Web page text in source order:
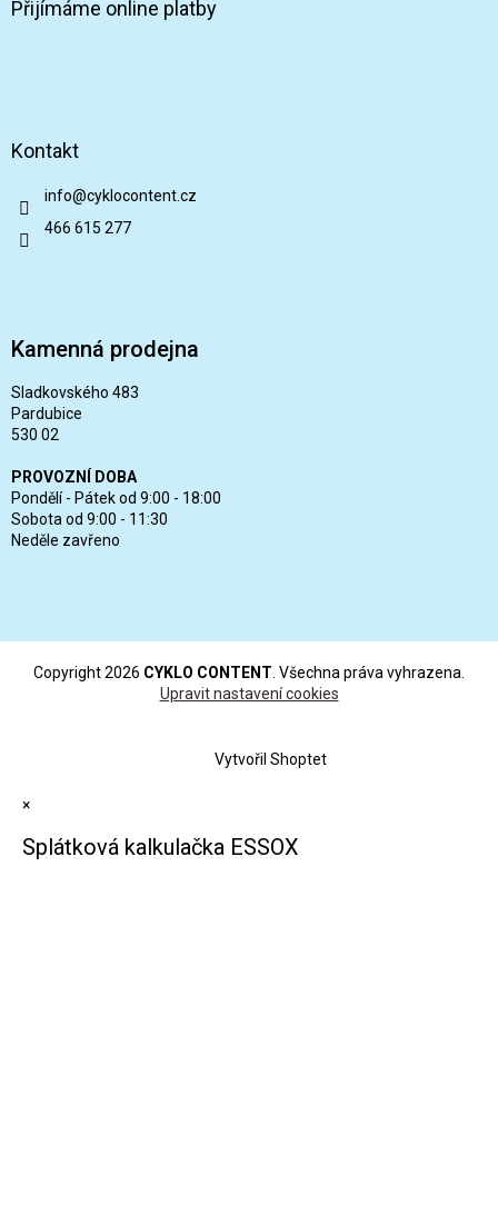
Přijímáme online platby
Kontakt
info@cyklocontent.cz
466 615 277
Kamenná prodejna
Sladkovského 483
Pardubice
530 02
PROVOZNÍ DOBA
Pondělí - Pátek od 9:00 - 18:00
Sobota od 9:00 - 11:30
Neděle zavřeno
Vytvořil Shoptet
Copyright 2026 CYKLO CONTENT . Všechna práva vyhrazena.
Upravit nastavení cookies
×
Splátková kalkulačka ESSOX